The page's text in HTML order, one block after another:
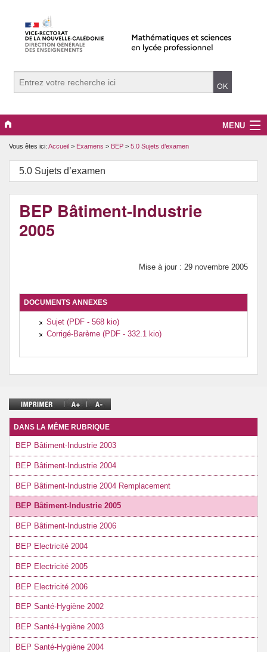
MENU
Actualités
Examens
Ressources
TICE
Vous êtes ici: Accueil > Examens > BEP > 5.0 Sujets d’examen
5.0 Sujets d’examen
BEP Bâtiment-Industrie
2005
Mise à jour : 29 novembre 2005
DOCUMENTS ANNEXES
Sujet (PDF - 568 kio)
Corrigé-Barème (PDF - 332.1 kio)
DANS LA MÊME RUBRIQUE
BEP Bâtiment-Industrie 2003
BEP Bâtiment-Industrie 2004
BEP Bâtiment-Industrie 2004 Remplacement
BEP Bâtiment-Industrie 2005
BEP Bâtiment-Industrie 2006
BEP Electricité 2004
BEP Electricité 2005
BEP Electricité 2006
BEP Santé-Hygiène 2002
BEP Santé-Hygiène 2003
BEP Santé-Hygiène 2004